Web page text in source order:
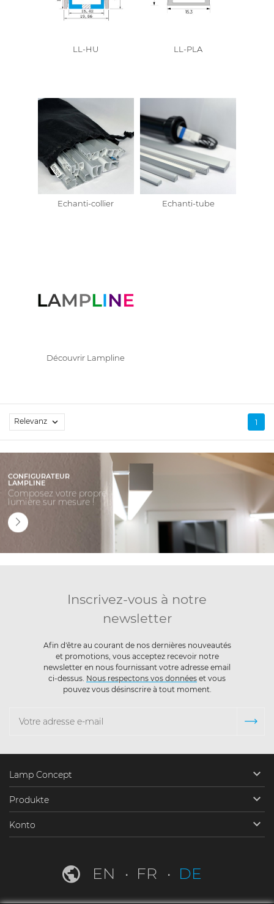
LL-HU LL-PLA
Echanti-collier Echanti-tube
Découvrir Lampline
Relevanz  1
CONFIGURATEUR
LAMPLINE
Composez votre propre
lumière sur mesure !
Inscrivez-vous à notre
newsletter
Afin d'être au courant de nos dernières nouveautés
et promotions, vous acceptez recevoir notre
newsletter en nous fournissant votre adresse email
ci-dessus. Nous respectons vos données et vous
pouvez vous désinscrire à tout moment.
Lamp Concept 
Produkte 
Konto 
EN FR DE